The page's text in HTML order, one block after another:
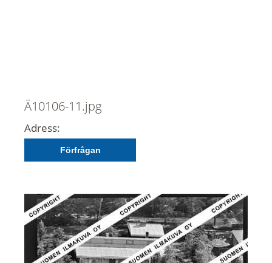
Ä10106-11.jpg
Adress:
Förfrågan